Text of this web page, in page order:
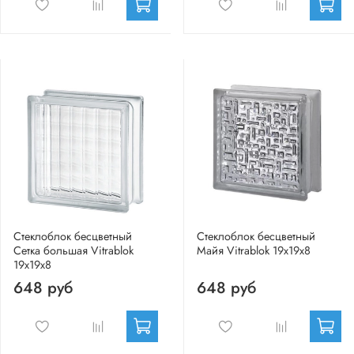
Стеклоблок бесцветный
Сетка большая Vitrablok
19х19х8
648 руб
Стеклоблок бесцветный
Майя Vitrablok 19х19х8
648 руб